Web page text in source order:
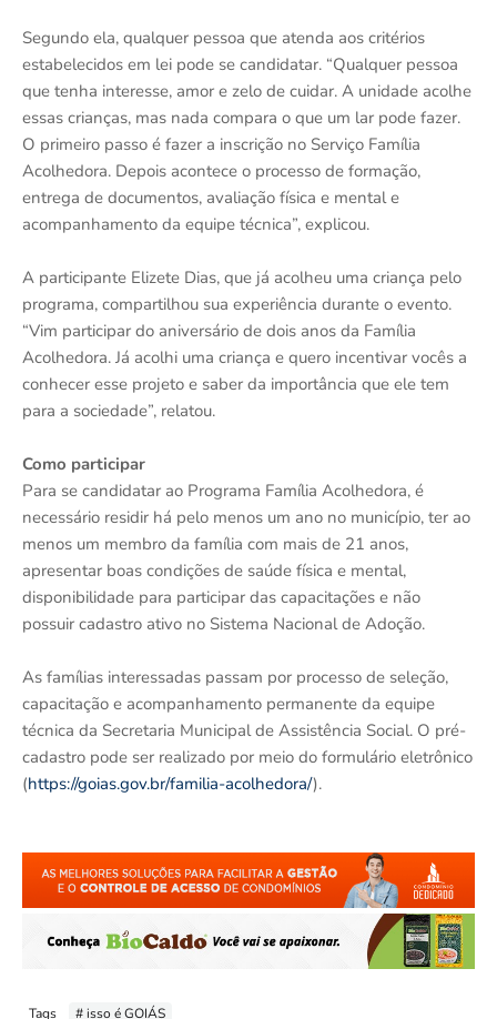
Segundo ela, qualquer pessoa que atenda aos critérios
estabelecidos em lei pode se candidatar. “Qualquer pessoa
que tenha interesse, amor e zelo de cuidar. A unidade acolhe
essas crianças, mas nada compara o que um lar pode fazer.
O primeiro passo é fazer a inscrição no Serviço Família
Acolhedora. Depois acontece o processo de formação,
entrega de documentos, avaliação física e mental e
acompanhamento da equipe técnica”, explicou.
A participante Elizete Dias, que já acolheu uma criança pelo
programa, compartilhou sua experiência durante o evento.
“Vim participar do aniversário de dois anos da Família
Acolhedora. Já acolhi uma criança e quero incentivar vocês a
conhecer esse projeto e saber da importância que ele tem
para a sociedade”, relatou.
Como participar
Para se candidatar ao Programa Família Acolhedora, é
necessário residir há pelo menos um ano no município, ter ao
menos um membro da família com mais de 21 anos,
apresentar boas condições de saúde física e mental,
disponibilidade para participar das capacitações e não
possuir cadastro ativo no Sistema Nacional de Adoção.
As famílias interessadas passam por processo de seleção,
capacitação e acompanhamento permanente da equipe
técnica da Secretaria Municipal de Assistência Social. O pré-
cadastro pode ser realizado por meio do formulário eletrônico
(https://goias.gov.br/familia-acolhedora/).
Tags # isso é GOIÁS